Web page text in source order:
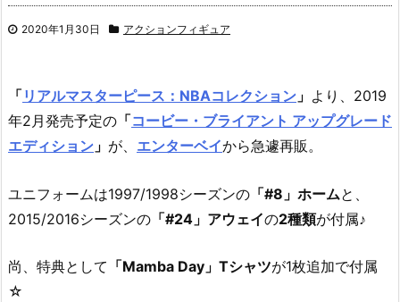
2020年1月30日 アクションフィギュア
「 リアルマスターピース：NBAコレクション 」 より、 2019
年2月発売予定の 「コービー・ブライアント アップグレード
エディション 」 が、 エンターベイから急遽再販。
ユニフォームは1997/1998シーズンの 「#8」ホームと、
2015/2016シーズンの 「#24」アウェイの2種類が付属♪
尚、特典として 「Mamba Day」Tシャツが1枚追加で付属
☆